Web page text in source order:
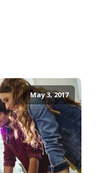
May 3, 2017